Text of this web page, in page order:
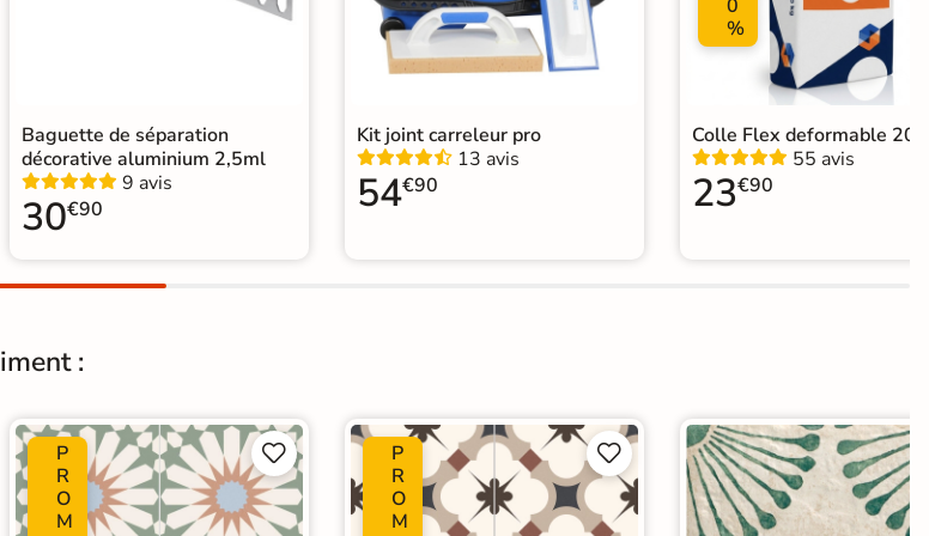
Baguette de séparation
décorative aluminium 2,5ml
9 avis
30€90
Kit joint carreleur pro
13 avis
54€90
0
%
Colle Flex deformable
55 avis
23€90
:
P
R
O
M


P
R
O
M

